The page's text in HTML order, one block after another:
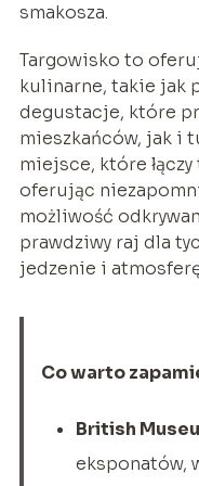
smakosza.
Targowisko to
kulinarne, takie jak
degustacje, które
mieszkańców, jak i
miejsce, które
oferując
możliwość
prawdziwy raj dla
jedzenie i
Co warto
British
eksponatów,